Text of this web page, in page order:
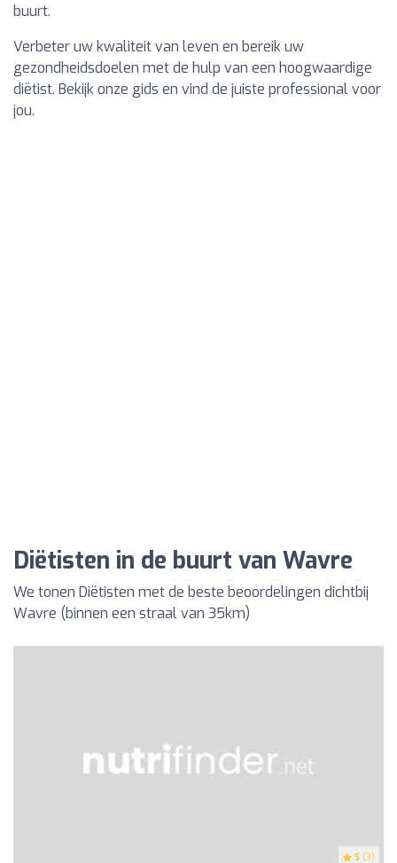
buurt.
Verbeter uw kwaliteit van leven en bereik uw
gezondheidsdoelen met de hulp van een hoogwaardige
diëtist. Bekijk onze gids en vind de juiste professional voor
jou.
Diëtisten in de buurt van Wavre
We tonen Diëtisten met de beste beoordelingen dichtbij
Wavre (binnen een straal van 35km)
5 (3)